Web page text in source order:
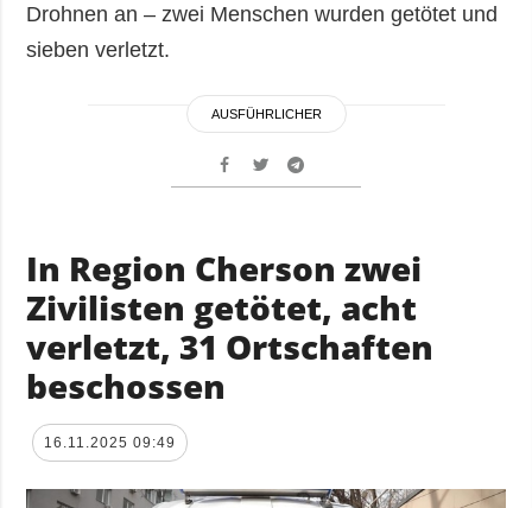
Drohnen an – zwei Menschen wurden getötet und
sieben verletzt.
AUSFÜHRLICHER
In Region Cherson zwei
Zivilisten getötet, acht
verletzt, 31 Ortschaften
beschossen
16.11.2025 09:49